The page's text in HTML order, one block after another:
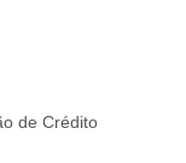
de Crédito